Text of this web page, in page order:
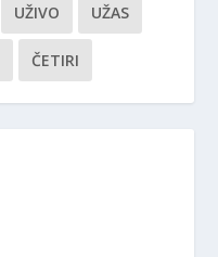
UŽIVO UŽAS
ČETIRI